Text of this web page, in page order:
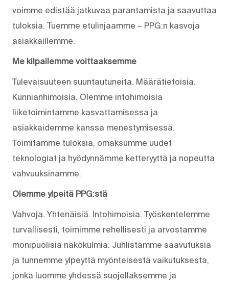
voimme edistää jatkuvaa parantamista ja saavuttaa
tuloksia. Tuemme etulinjaamme – PPG:n kasvoja
asiakkaillemme.
Me kilpailemme voittaaksemme
Tulevaisuuteen suuntautuneita. Määrätietoisia.
Kunnianhimoisia. Olemme intohimoisia
liiketoimintamme kasvattamisessa ja
asiakkaidemme kanssa menestymisessä.
Toimitamme tuloksia, omaksumme uudet
teknologiat ja hyödynnämme ketteryyttä ja nopeutta
vahvuuksinamme.
Olemme ylpeitä PPG:stä
Vahvoja. Yhtenäisiä. Into­himoisia. Työskentelemme
turvallisesti, toimimme rehellisesti ja arvostamme
monipuolisia näkökulmia. Juhlistamme saavutuksia
ja tunnemme ylpeyttä myönteisestä vaikutuksesta,
jonka luomme yhdessä suojellaksemme ja